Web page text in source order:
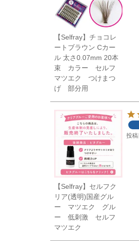
【Selfray】チョコレ
ートブラウン Cカー
ル 太さ0.07mm 20本
束 カラー セルフ
マツエク つけまつ
げ 部分用
【Selfray】セルフク
リア(透明)国産グル
ー マツエク グル
ー 低刺激 セルフ
マツエク
投稿